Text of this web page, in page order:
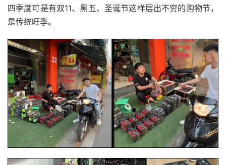
四季度可是有双11、黑五、圣诞节这样层出不穷的购物节，
是传统旺季。